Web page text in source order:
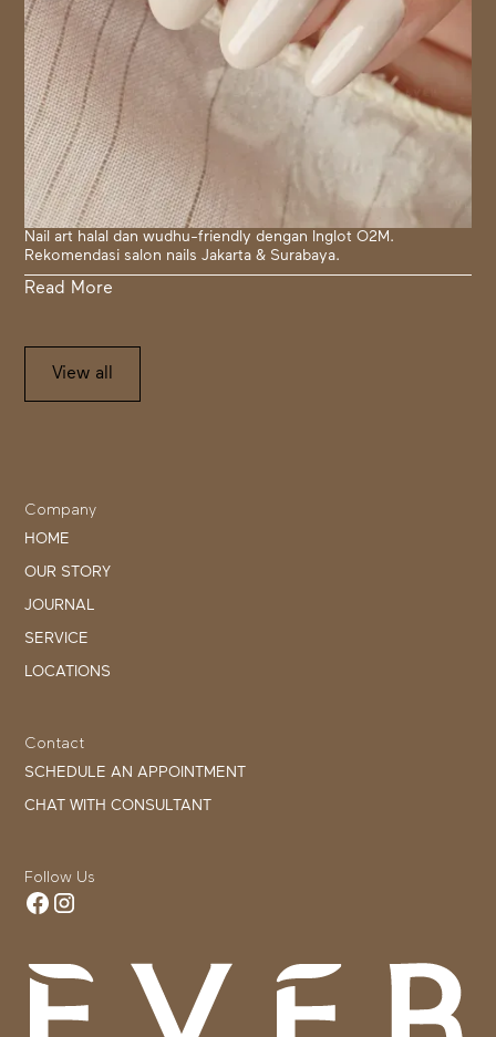
Nail art halal dan wudhu-friendly dengan Inglot O2M.
Rekomendasi salon nails Jakarta & Surabaya.
Read More
View all
Company
HOME
OUR STORY
JOURNAL
SERVICE
LOCATIONS
Contact
SCHEDULE AN APPOINTMENT
CHAT WITH CONSULTANT
Follow Us